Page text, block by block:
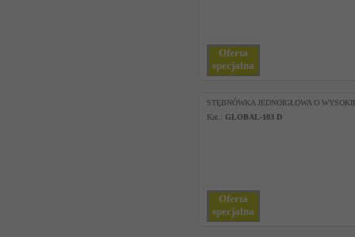
Oferta
specjalna
STĘBNÓWKA JEDNOIGŁOWA O
Kat.: GLOBAL-103 D
Oferta
specjalna